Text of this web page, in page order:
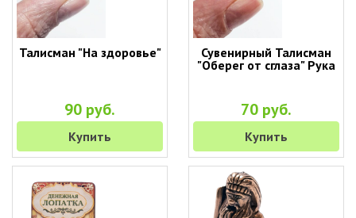
Талисман "На здоровье"
90 руб.
Купить
Сувенирный Талисман
"Оберег от сглаза" Рука
70 руб.
Купить